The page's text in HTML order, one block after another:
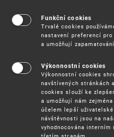
business prostředí, dojde
komerčního potenciálu
a poskytnutí zpětné
Konkrétní záměry obdrží
složené z investorů,
atraktivnosti, aby
potencionální investiční
pomoci projektovým
probojovaly do užšího
kroky, ale účastníkům
transferu technologií a
businessu klíčové.
Funkční cookies
Trvalé cookies
nastavení preferencí
a umožňují
Výkonnostní cookies
Výkonnostní cookies
navštívených stránkách
cookies slouží ke
a umožňují nám
účelem lepší
návštěvnosti jsou na
vyhodnocována interním
třetím stranám.